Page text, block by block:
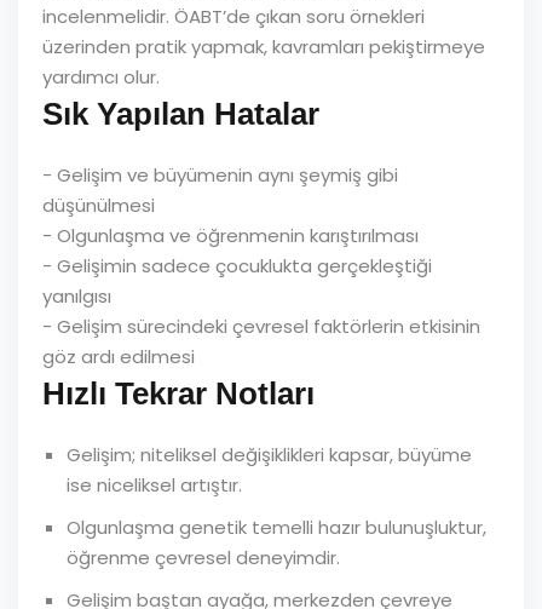
incelenmelidir. ÖABT’de çıkan soru örnekleri
üzerinden pratik yapmak, kavramları pekiştirmeye
yardımcı olur.
Sık Yapılan Hatalar
- Gelişim ve büyümenin aynı şeymiş gibi
düşünülmesi
- Olgunlaşma ve öğrenmenin karıştırılması
- Gelişimin sadece çocuklukta gerçekleştiği
yanılgısı
- Gelişim sürecindeki çevresel faktörlerin etkisinin
göz ardı edilmesi
Hızlı Tekrar Notları
Gelişim; niteliksel değişiklikleri kapsar, büyüme
ise niceliksel artıştır.
Olgunlaşma genetik temelli hazır bulunuşluktur,
öğrenme çevresel deneyimdir.
Gelişim baştan ayağa, merkezden çevreye